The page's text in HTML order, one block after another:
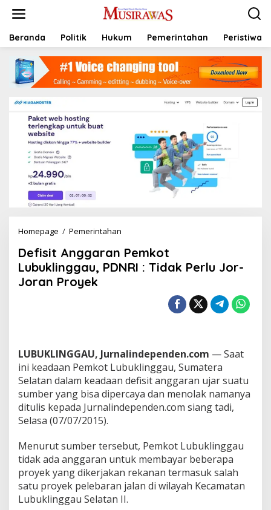
t
Beranda Politik Hukum Pemerintahan Peristiwa
Homepage / Pemerintahan
i
s
a
r
a
n
P
e
t
L
u
b
u
k
Defisit Anggaran Pemkot
Lubuklinggau, PDNRI : Tidak Perlu Jor-
Joran Proyek
LUBUKLINGGAU, Jurnalindependen.com — Saat
ini keadaan Pemkot Lubuklinggau, Sumatera
Selatan dalam keadaan defisit anggaran ujar suatu
sumber yang bisa dipercaya dan menolak namanya
ditulis kepada Jurnalindependen.com siang tadi,
Selasa (07/07/2015).
Menurut sumber tersebut, Pemkot Lubuklinggau
tidak ada anggaran untuk membayar beberapa
proyek yang dikerjakan rekanan termasuk salah
satu proyek pelebaran jalan di wilayah Kecamatan
Lubuklinggau Selatan II.